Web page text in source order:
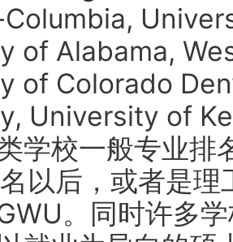
of Alabama,
of Colorado
University of
学校一般专业排
以后，或者是
。同时许多